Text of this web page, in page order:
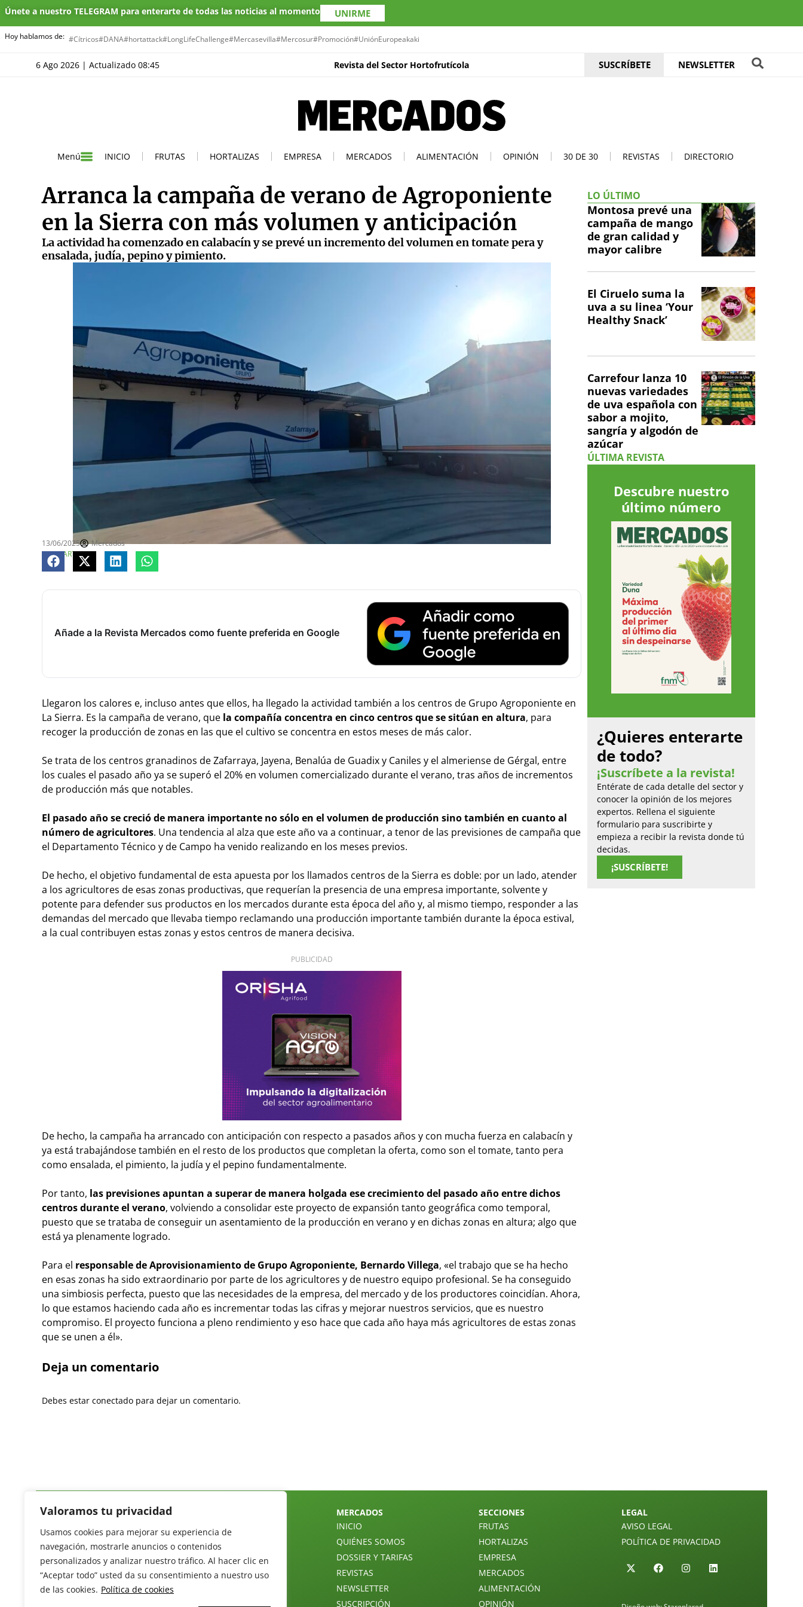
Valoramos tu privacidad
Usamos cookies para mejorar su experiencia de
navegación, mostrarle anuncios o contenidos
personalizados y analizar nuestro tráfico. Al hacer clic en
“Aceptar todo” usted da su consentimiento a nuestro uso
de las cookies. Política de cookies
Únete a nuestro TELEGRAM para enterarte de todas las noticias al momento UNIRME
Hoy hablamos de: #Cítricos#DANA#hortattack#LongLifeChallenge#Mercasevilla#Mercosur#Promoción#UniónEuropeakaki
6 Ago 2026 | Actualizado 08:45 Revista del Sector Hortofrutícola SUSCRÍBETE NEWSLETTER
Menú INICIO FRUTAS HORTALIZAS EMPRESA MERCADOS ALIMENTACIÓN OPINIÓN 30 DE 30 REVISTAS DIRECTORIO
Arranca la campaña de verano de Agroponiente
en la Sierra con más volumen y anticipación
La actividad ha comenzado en calabacín y se prevé un incremento del volumen en tomate pera y
ensalada, judía, pepino y pimiento.
13/06/2025
Mercados
COMPARTE
Añade a la Revista Mercados como fuente preferida en Google
Llegaron los calores e, incluso antes que ellos, ha llegado la actividad también a los centros de Grupo Agroponiente en
La Sierra. Es la campaña de verano, que la compañía concentra en cinco centros que se sitúan en altura, para
recoger la producción de zonas en las que el cultivo se concentra en estos meses de más calor.
Se trata de los centros granadinos de Zafarraya, Jayena, Benalúa de Guadix y Caniles y el almeriense de Gérgal, entre
los cuales el pasado año ya se superó el 20% en volumen comercializado durante el verano, tras años de incrementos
de producción más que notables.
El pasado año se creció de manera importante no sólo en el volumen de producción sino también en cuanto al
número de agricultores. Una tendencia al alza que este año va a continuar, a tenor de las previsiones de campaña que
el Departamento Técnico y de Campo ha venido realizando en los meses previos.
De hecho, el objetivo fundamental de esta apuesta por los llamados centros de la Sierra es doble: por un lado, atender
a los agricultores de esas zonas productivas, que requerían la presencia de una empresa importante, solvente y
potente para defender sus productos en los mercados durante esta época del año y, al mismo tiempo, responder a las
demandas del mercado que llevaba tiempo reclamando una producción importante también durante la época estival,
a la cual contribuyen estas zonas y estos centros de manera decisiva.
PUBLICIDAD
De hecho, la campaña ha arrancado con anticipación con respecto a pasados años y con mucha fuerza en calabacín y
ya está trabajándose también en el resto de los productos que completan la oferta, como son el tomate, tanto pera
como ensalada, el pimiento, la judía y el pepino fundamentalmente.
Por tanto, las previsiones apuntan a superar de manera holgada ese crecimiento del pasado año entre dichos
centros durante el verano, volviendo a consolidar este proyecto de expansión tanto geográfica como temporal,
puesto que se trataba de conseguir un asentamiento de la producción en verano y en dichas zonas en altura; algo que
está ya plenamente logrado.
Para el responsable de Aprovisionamiento de Grupo Agroponiente, Bernardo Villega, «el trabajo que se ha hecho
en esas zonas ha sido extraordinario por parte de los agricultores y de nuestro equipo profesional. Se ha conseguido
una simbiosis perfecta, puesto que las necesidades de la empresa, del mercado y de los productores coincidían. Ahora,
lo que estamos haciendo cada año es incrementar todas las cifras y mejorar nuestros servicios, que es nuestro
compromiso. El proyecto funciona a pleno rendimiento y eso hace que cada año haya más agricultores de estas zonas
que se unen a él».
Deja un comentario
Debes estar conectado para dejar un comentario.
LO ÚLTIMO
Montosa prevé una
campaña de mango
de gran calidad y
mayor calibre
El Ciruelo suma la
uva a su linea ‘Your
Healthy Snack’
Carrefour lanza 10
nuevas variedades
de uva española con
sabor a mojito,
sangría y algodón de
azúcar
ÚLTIMA REVISTA
Descubre nuestro
último número
¿Quieres enterarte
de todo?
¡Suscríbete a la revista!
Entérate de cada detalle del sector y
conocer la opinión de los mejores
expertos. Rellena el siguiente
formulario para suscribirte y
empieza a recibir la revista donde tú
decidas.
¡SUSCRÍBETE!
Revista del Sector Hortofrutícola
C/ Presidente Cárdenas nº 10.
41013 Sevilla. ESPAÑA
Tel: (+34) 954 25 88 51
MERCADOS
INICIO
QUIÉNES SOMOS
DOSSIER Y TARIFAS
REVISTAS
NEWSLETTER
SUSCRIPCIÓN
SECCIONES
FRUTAS
HORTALIZAS
EMPRESA
MERCADOS
ALIMENTACIÓN
OPINIÓN
LEGAL
AVISO LEGAL
POLÍTICA DE PRIVACIDAD